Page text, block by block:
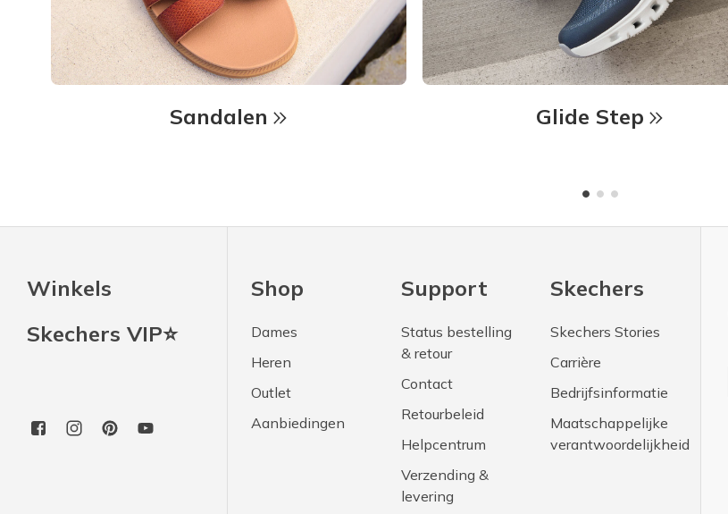
Sandalen Glide Step
Winkels
Skechers VIP⭐
Shop
Dames
Heren
Outlet
Aanbiedingen
Support
Status bestelling
& retour
Contact
Retourbeleid
Helpcentrum
Verzending &
levering
Skechers
Skechers Stories
Carrière
Bedrijfsinformatie
Maatschappelijke
verantwoordelijkheid